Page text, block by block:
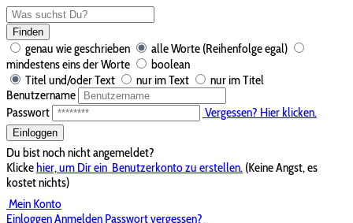
Finden
genau wie geschrieben
alle Worte (Reihenfolge egal)
mindestens eins der Worte
boolean
Titel und/oder Text
nur im Text
nur im Titel
Benutzername
Passwort
Vergessen? Hier klicken.
Einloggen
Du bist noch nicht angemeldet?
Klickehier, um Dir ein Benutzerkonto zu erstellen. (Keine Angst, es
kostet nichts)
Mein Konto
EinloggenAnmelden Passwort vergessen?